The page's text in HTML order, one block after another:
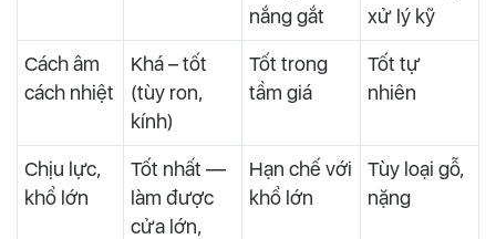
nắng gắt
xử lý kỹ
Cách âm
cách nhiệt
Khá – tốt
(tùy ron,
kính)
Tốt trong
tầm giá
Tốt tự
nhiên
Chịu lực,
khổ lớn
Tốt nhất —
làm được
cửa lớn,
Hạn chế với
khổ lớn
Tùy loại gỗ,
nặng